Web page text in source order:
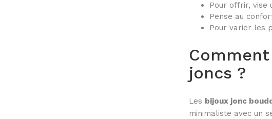
Pour offrir, vise
Pense au
Pour varier les
joncs ?
Les bijoux jonc
minimaliste avec un